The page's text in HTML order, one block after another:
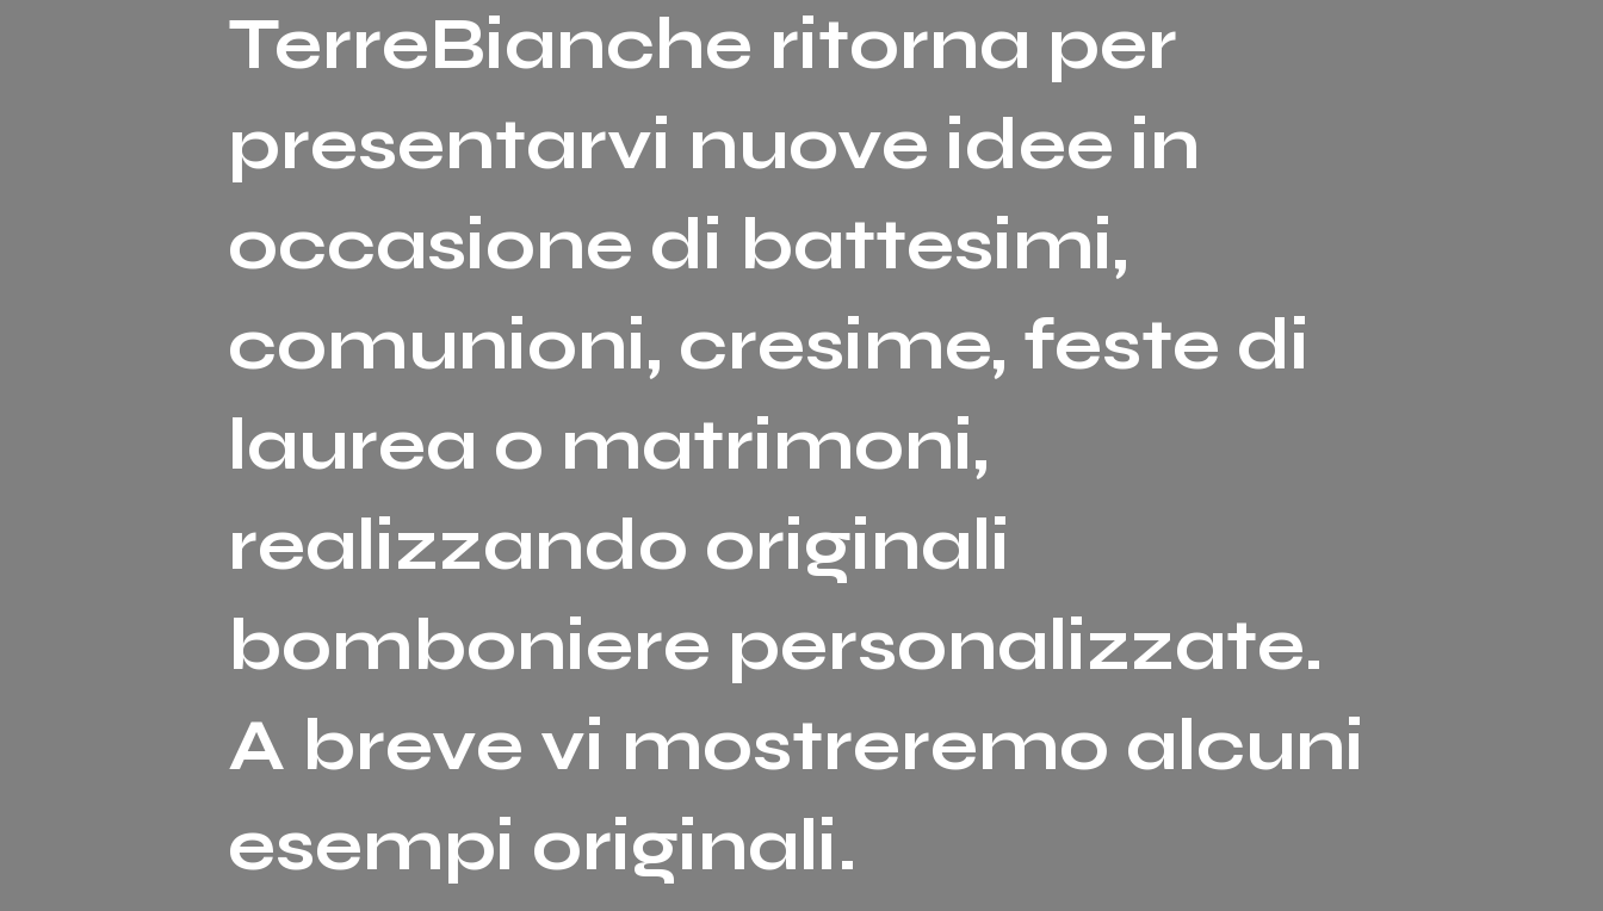
TerreBianche ritorna per
presentarvi nuove idee in
occasione di battesimi,
comunioni, cresime, feste di
laurea o matrimoni,
realizzando originali
bomboniere personalizzate.
A breve vi mostreremo alcuni
esempi originali.